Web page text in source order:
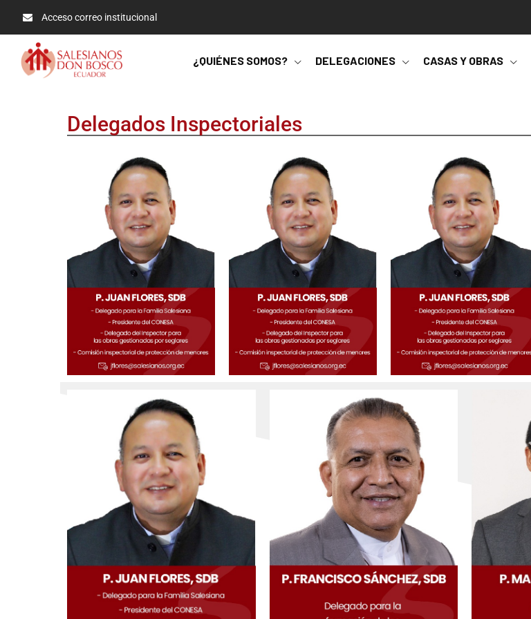
Acceso correo institucional
¿QUIÉNES SOMOS? DELEGACIONES CASAS Y OBRAS
Delegados Inspectoriales